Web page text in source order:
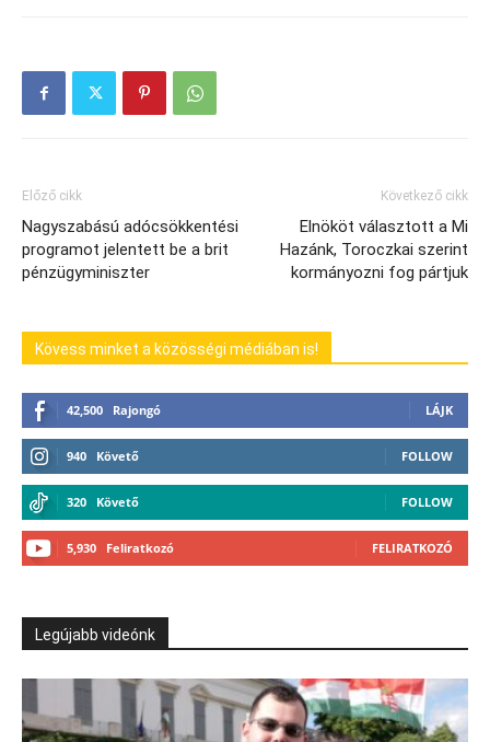
Előző cikk
Nagyszabású adócsökkentési
programot jelentett be a brit
pénzügyminiszter
Következő cikk
Elnököt választott a Mi
Hazánk, Toroczkai szerint
kormányozni fog pártjuk
Kövess minket a közösségi médiában is!
42,500 Rajongó LÁJK
940 Követő FOLLOW
320 Követő FOLLOW
5,930 Feliratkozó FELIRATKOZÓ
Legújabb videónk